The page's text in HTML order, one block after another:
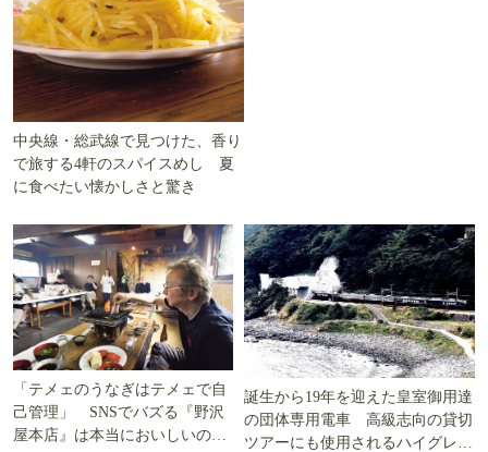
中央線・総武線で見つけた、香り
で旅する4軒のスパイスめし 夏
に食べたい懐かしさと驚き
「テメェのうなぎはテメェで自
己管理」 SNSでバズる『野沢
屋本店』は本当においしいの
誕生から19年を迎えた皇室御用達
の団体専用電車 高級志向の貸切
ツアーにも使用されるハイグレー